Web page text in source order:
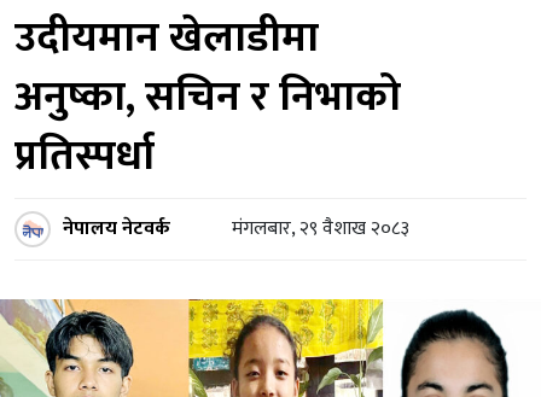
उदीयमान खेलाडीमा
अनुष्का, सचिन र निभाको
प्रतिस्पर्धा
नेपालय नेटवर्क मंगलबार, २९ वैशाख २०८३